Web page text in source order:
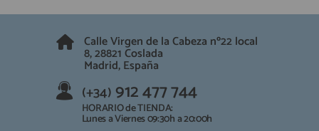
Calle Virgen de la Cabeza nº22 local
8, 28821 Coslada
Madrid, España
(+34) 912 477 744
HORARIO de TIENDA:
Lunes a Viernes 09:30h a 20:00h